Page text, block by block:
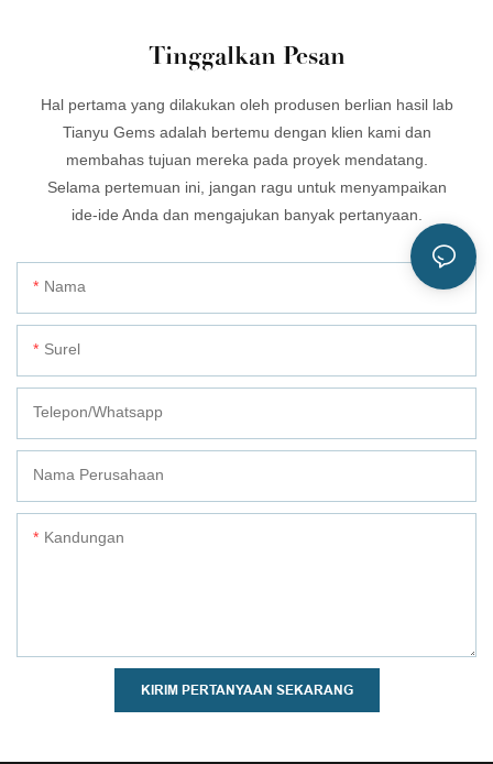
Tinggalkan Pesan
Hal pertama yang dilakukan oleh produsen berlian hasil lab
Tianyu Gems adalah bertemu dengan klien kami dan
membahas tujuan mereka pada proyek mendatang.
Selama pertemuan ini, jangan ragu untuk menyampaikan
ide-ide Anda dan mengajukan banyak pertanyaan.
Nama
Surel
Telepon/whatsapp
Nama Perusahaan
Kandungan
KIRIM PERTANYAAN SEKARANG